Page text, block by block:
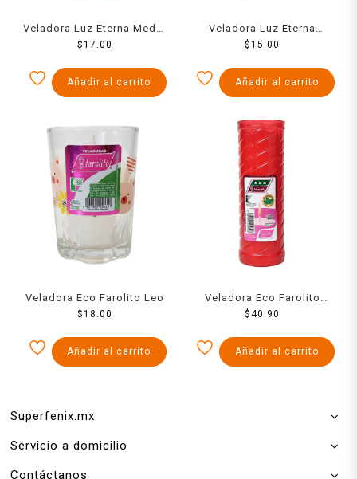
Veladora Luz Eterna Media
Semana Rosita
$17.00
Añadir al carrito
Veladora Luz Eterna
Limoncito
$15.00
Añadir al carrito
Veladora Eco Farolito Leo
$18.00
Añadir al carrito
Veladora Eco Farolito
Semanal
$40.90
Añadir al carrito
Superfenix.mx
Servicio a domicilio
Contáctanos